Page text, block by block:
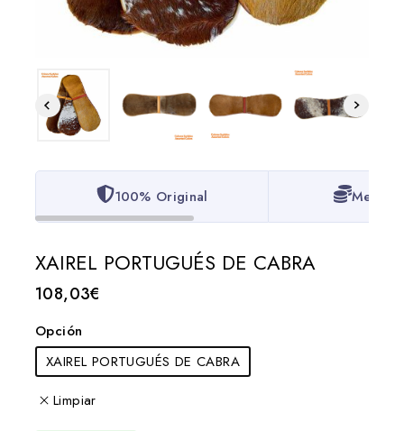
100% Original Mejor
XAIREL PORTUGUÉS DE CABRA
108,03€
Opción
XAIREL PORTUGUÉS DE CABRA
Limpiar